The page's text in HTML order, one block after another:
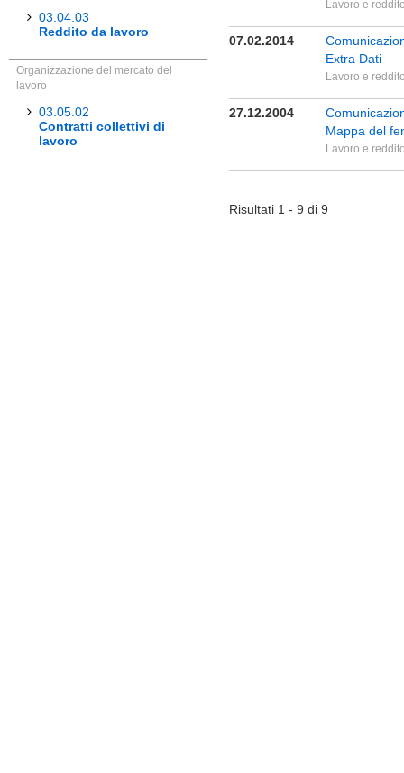
03.04.03
Reddito da lavoro
Organizzazione del mercato del
lavoro
03.05.02
Contratti collettivi di
lavoro
Lavoro e
07.02.2014
Extra Dati
Lavoro e
27.12.2004
Mappa del
Lavoro e
Risultati 1 - 9 di 9